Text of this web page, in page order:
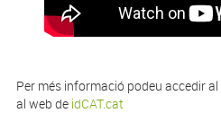
Per més informació podeu accedir al
al web de idCAT.cat